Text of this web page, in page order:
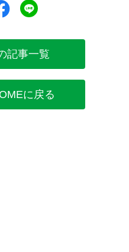
ートシェア
記事一覧
に戻る